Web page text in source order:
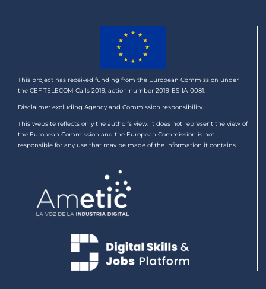
This project has received funding from the European Commission under
the CEF TELECOM Calls 2019, action number 2019-ES-IA-0081.
Disclaimer excluding Agency and Commission responsibility
This website reflects only the author’s view. It does not represent the view of
the European Commission and the European Commission is not
responsible for any use that may be made of the information it contains